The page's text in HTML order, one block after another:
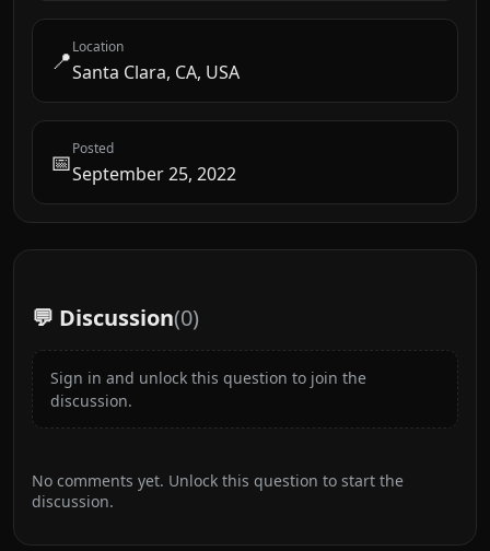
📍Location
Santa Clara, CA, USA
📅Posted
September 25, 2022
💬 Discussion(0)
Sign in and unlock this question to join the
discussion.
No comments yet. Unlock this question to start the
discussion.